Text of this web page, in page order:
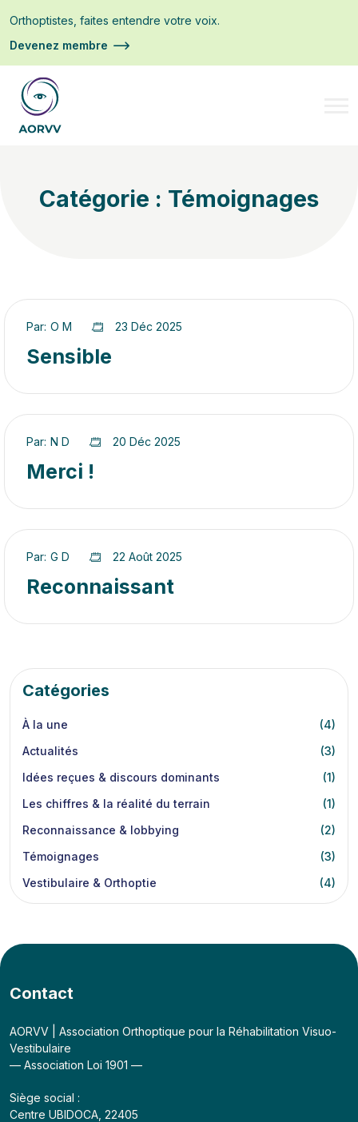
Orthoptistes, faites entendre votre voix.
Devenez membre
Catégorie : Témoignages
Par: O M 23 Déc 2025
Sensible
Par: N D 20 Déc 2025
Merci !
Par: G D 22 Août 2025
Reconnaissant
Catégories
À la une
(4)
Actualités
(3)
Idées reçues & discours dominants
(1)
Les chiffres & la réalité du terrain
(1)
Reconnaissance & lobbying
(2)
Témoignages
(3)
Vestibulaire & Orthoptie
(4)
Contact
AORVV | Association Orthoptique pour la Réhabilitation Visuo-
Vestibulaire
— Association Loi 1901 —
Siège social :
Centre UBIDOCA, 22405